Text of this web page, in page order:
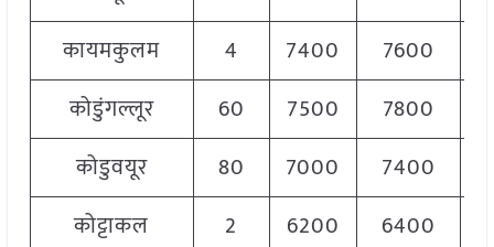
कायमकुलम
4 7400 7600
कोडुंगल्लूर
60 7500 7800
कोडुवयूर
80 7000 7400
कोट्टाकल
2 6200 6400